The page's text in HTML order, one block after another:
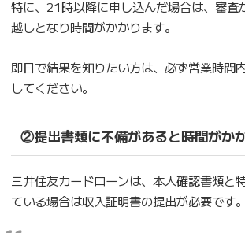
特に、21時以降に申し込んだ場合は、審査
越しとなり時間がかかります。
即日で結果を知りたい方は、必ず営業時間
してください。
②提出書類に不備があると時間がか
三井住友カードローンは、本人確認書類と
ている場合は収入証明書の提出が必要です。